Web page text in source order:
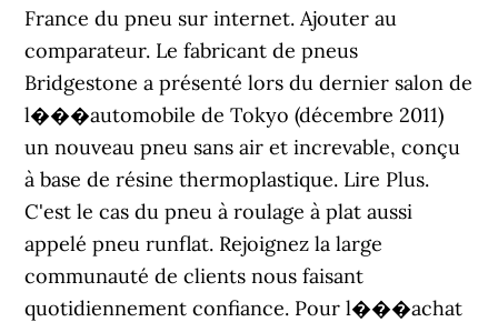
France du pneu sur internet. Ajouter au
comparateur. Le fabricant de pneus
Bridgestone a présenté lors du dernier salon de
l���automobile de Tokyo (décembre 2011)
un nouveau pneu sans air et increvable, conçu
à base de résine thermoplastique. Lire Plus.
C'est le cas du pneu à roulage à plat aussi
appelé pneu runflat. Rejoignez la large
communauté de clients nous faisant
quotidiennement confiance. Pour l���achat